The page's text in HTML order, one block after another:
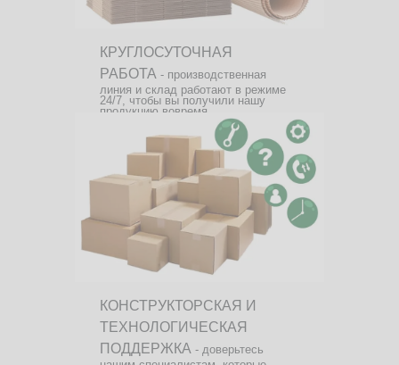
КРУГЛОСУТОЧНАЯ
РАБОТА - производственная
линия и склад работают в режиме
24/7, чтобы вы получили нашу
продукцию вовремя.
КОНСТРУКТОРСКАЯ И
ТЕХНОЛОГИЧЕСКАЯ
ПОДДЕРЖКА - доверьтесь